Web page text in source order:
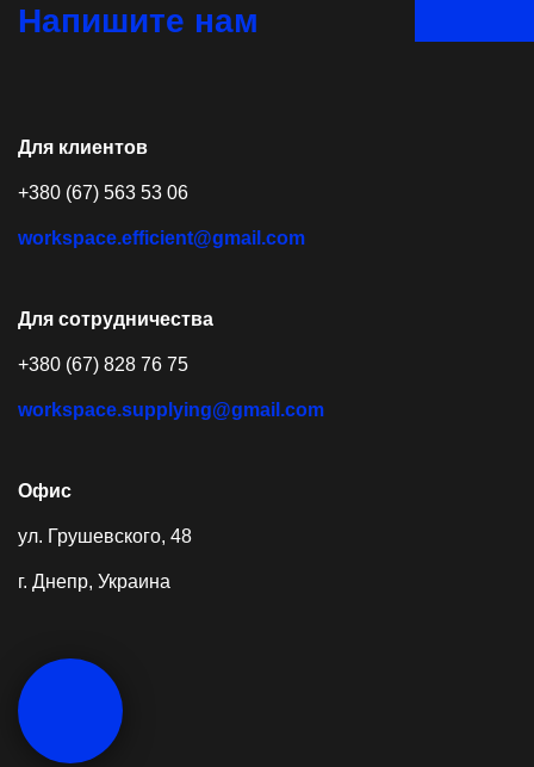
Напишите нам
Для клиентов
+380 (67) 563 53 06
workspace.efficient@gmail.com
Для сотрудничества
+380 (67) 828 76 75
workspace.supplying@gmail.com
Офис
ул. Грушевского, 48
г. Днепр, Украина